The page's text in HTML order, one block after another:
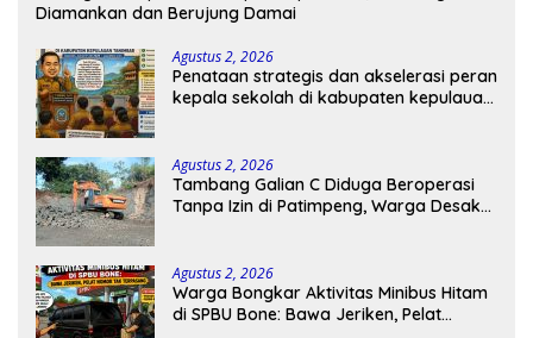
Diamankan dan Berujung Damai
Agustus 2, 2026
Penataan strategis dan akselerasi peran
kepala sekolah di kabupaten kepulauan
Agustus 2, 2026
Tambang Galian C Diduga Beroperasi
Tanpa Izin di Patimpeng, Warga Desak
Agustus 2, 2026
Warga Bongkar Aktivitas Minibus Hitam
di SPBU Bone: Bawa Jeriken, Pelat